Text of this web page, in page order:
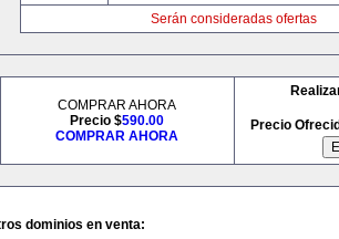
Serán consideradas ofertas
COMPRAR AHORA
Precio $590.00
COMPRAR AHORA
Precio
dominios en venta: